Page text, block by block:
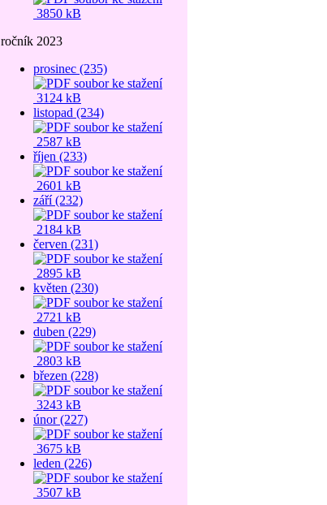
3850 kB
ročník 2023
prosinec (235)
3124 kB
listopad (234)
2587 kB
říjen (233)
2601 kB
září (232)
2184 kB
červen (231)
2895 kB
květen (230)
2721 kB
duben (229)
2803 kB
březen (228)
3243 kB
únor (227)
3675 kB
leden (226)
3507 kB